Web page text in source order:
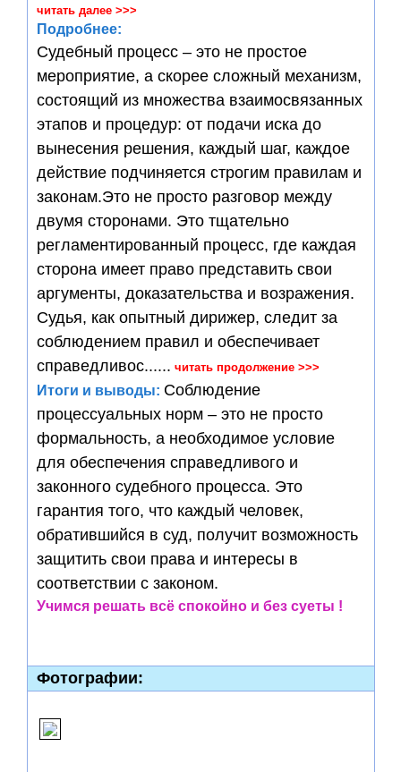
читать далее >>>
Подробнее:
Судебный процесс – это не простое
мероприятие, а скорее сложный механизм,
состоящий из множества взаимосвязанных
этапов и процедур: от подачи иска до
вынесения решения, каждый шаг, каждое
действие подчиняется строгим правилам и
законам.Это не просто разговор между
двумя сторонами. Это тщательно
регламентированный процесс, где каждая
сторона имеет право представить свои
аргументы, доказательства и возражения.
Судья, как опытный дирижер, следит за
соблюдением правил и обеспечивает
справедливос...... читать продолжение >>>
Итоги и выводы: Соблюдение
процессуальных норм – это не просто
формальность, а необходимое условие
для обеспечения справедливого и
законного судебного процесса. Это
гарантия того, что каждый человек,
обратившийся в суд, получит возможность
защитить свои права и интересы в
соответствии с законом.
Учимся решать всё спокойно и без суеты !
Фотографии: